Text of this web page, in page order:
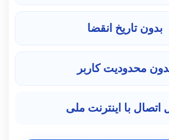
بدون تاریخ انقضا
محدودیت کاربر
اتصال با اینترنت ملی